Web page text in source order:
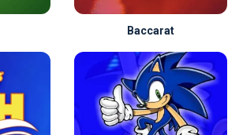
Baccarat